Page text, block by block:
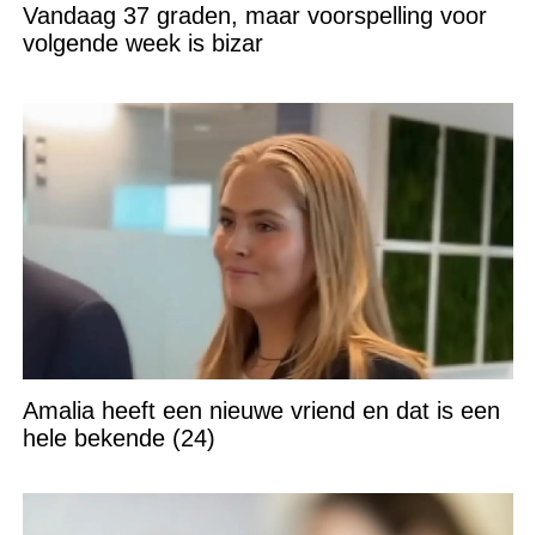
Vandaag 37 graden, maar voorspelling voor
volgende week is bizar
Amalia heeft een nieuwe vriend en dat is een
hele bekende (24)